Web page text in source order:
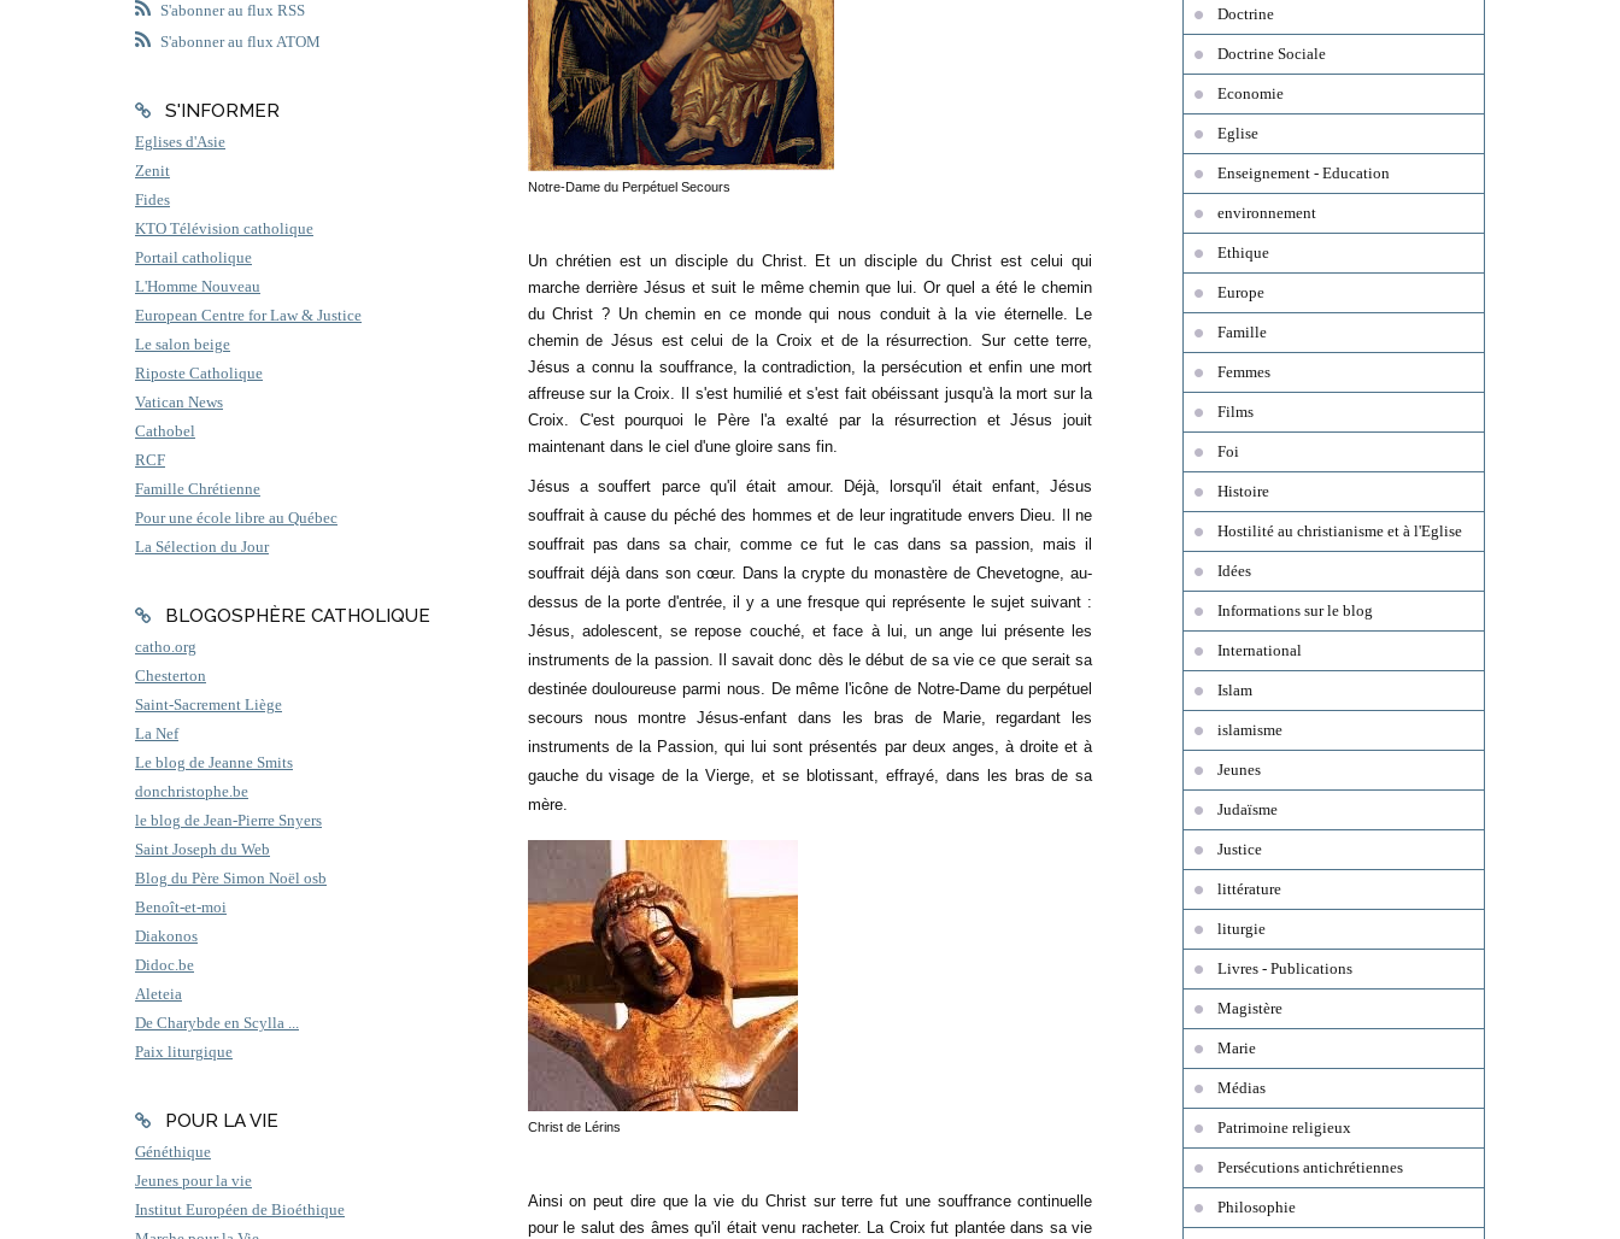
S'abonner au flux RSS
S'abonner au flux ATOM
S'INFORMER
Eglises d'Asie
Zenit
Fides
KTO Télévision catholique
Portail catholique
L'Homme Nouveau
European Centre for Law & Justice
Le salon beige
Riposte Catholique
Vatican News
Cathobel
RCF
Famille Chrétienne
Pour une école libre au Québec
La Sélection du Jour
BLOGOSPHÈRE CATHOLIQUE
catho.org
Chesterton
Saint-Sacrement Liège
La Nef
Le blog de Jeanne Smits
donchristophe.be
le blog de Jean-Pierre Snyers
Saint Joseph du Web
Blog du Père Simon Noël osb
Benoît-et-moi
Diakonos
Didoc.be
Aleteia
De Charybde en Scylla ...
Paix liturgique
POUR LA VIE
Généthique
Jeunes pour la vie
Institut Européen de Bioéthique
Notre-Dame du Perpétuel Secours
Un chrétien est un disciple du Christ. Et un disciple du Christ est celui qui
marche derrière Jésus et suit le même chemin que lui. Or quel a été le chemin
du Christ ? Un chemin en ce monde qui nous conduit à la vie éternelle. Le
chemin de Jésus est celui de la Croix et de la résurrection. Sur cette terre,
Jésus a connu la souffrance, la contradiction, la persécution et enfin une mort
affreuse sur la Croix. Il s'est humilié et s'est fait obéissant jusqu'à la mort sur la
Croix. C'est pourquoi le Père l'a exalté par la résurrection et Jésus jouit
maintenant dans le ciel d'une gloire sans fin.
Jésus a souffert parce qu'il était amour. Déjà, lorsqu'il était enfant, Jésus
souffrait à cause du péché des hommes et de leur ingratitude envers Dieu. Il ne
souffrait pas dans sa chair, comme ce fut le cas dans sa passion, mais il
souffrait déjà dans son cœur. Dans la crypte du monastère de Chevetogne, au-
dessus de la porte d'entrée, il y a une fresque qui représente le sujet suivant :
Jésus, adolescent, se repose couché, et face à lui, un ange lui présente les
instruments de la passion. Il savait donc dès le début de sa vie ce que serait sa
destinée douloureuse parmi nous. De même l'icône de Notre-Dame du perpétuel
secours nous montre Jésus-enfant dans les bras de Marie, regardant les
instruments de la Passion, qui lui sont présentés par deux anges, à droite et à
gauche du visage de la Vierge, et se blotissant, effrayé, dans les bras de sa
mère.
Christ de Lérins
Ainsi on peut dire que la vie du Christ sur terre fut une souffrance continuelle
pour le salut des âmes qu'il était venu racheter. La Croix fut plantée dans sa vie
Doctrine
Doctrine Sociale
Economie
Eglise
Enseignement - Education
environnement
Ethique
Europe
Famille
Femmes
Films
Foi
Histoire
Hostilité au christianisme et à l'Eglise
Idées
Informations sur le blog
International
Islam
islamisme
Jeunes
Judaïsme
Justice
littérature
liturgie
Livres - Publications
Magistère
Marie
Médias
Patrimoine religieux
Persécutions antichrétiennes
Philosophie